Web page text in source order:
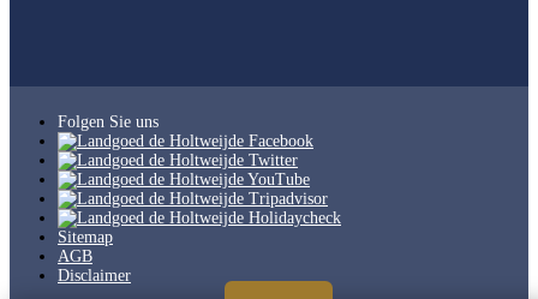
Folgen Sie uns
Sitemap
AGB
Disclaimer